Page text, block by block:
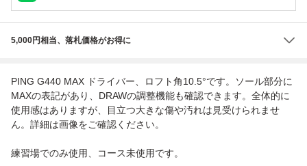
5,000円相当、落札価格がお得に
PING G440 MAX ドライバー、ロフト角10.5°です。ソール部分に
MAXの表記があり、DRAWの調整機能も確認できます。全体的に
使用感はありますが、目立つ大きな傷や汚れは見受けられませ
ん。詳細は画像をご確認ください。
練習場でのみ使用、コース未使用です。